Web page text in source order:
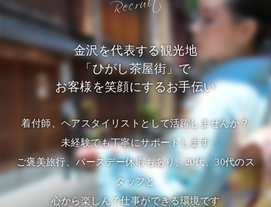
金沢を代表する観光地
「ひがし茶屋街」で
お客様を笑顔にするお手伝い
着付師、ヘアスタイリストとして活躍しませんか？
未経験でも丁寧にサポートします
ご褒美旅行、バースデー休暇もあり、20代、30代のス
タッフと
心から楽しんで仕事ができる環境です